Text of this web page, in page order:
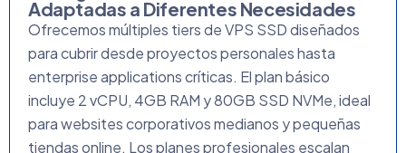
Adaptadas a Diferentes Necesidades
Ofrecemos múltiples tiers de VPS SSD diseñados
para cubrir desde proyectos personales hasta
enterprise applications críticas. El plan básico
incluye 2 vCPU, 4GB RAM y 80GB SSD NVMe, ideal
para websites corporativos medianos y pequeñas
tiendas online. Los planes profesionales escalan